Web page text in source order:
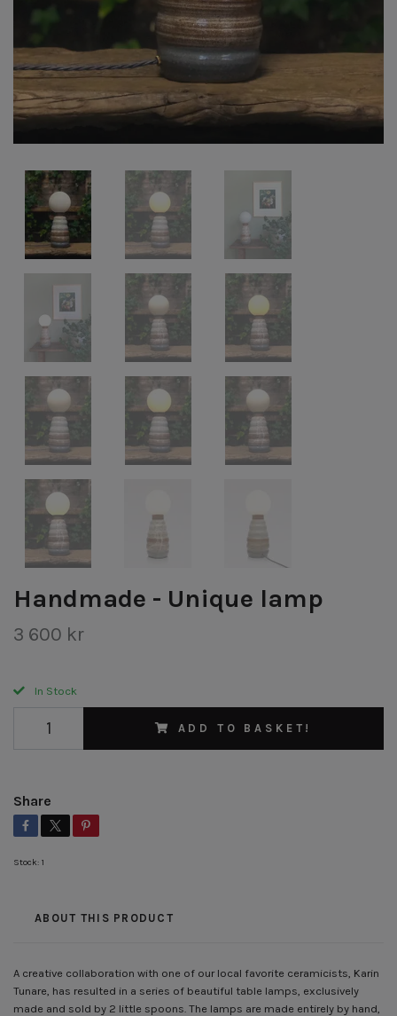
Handmade - Unique lamp
3 600 kr
In Stock
ADD TO BASKET!
Share
Stock: 1
ABOUT THIS PRODUCT
A creative collaboration with one of our local favorite ceramicists, Karin
Tunare, has resulted in a series of beautiful table lamps, exclusively
made and sold by 2 little spoons. The lamps are made entirely by hand,